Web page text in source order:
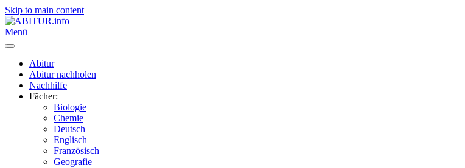
Skip to main content
Menü
Abitur
Abitur nachholen
Nachhilfe
Fächer:
Biologie
Chemie
Deutsch
Englisch
Französisch
Geografie